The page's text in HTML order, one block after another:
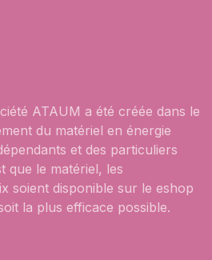
ATAUM a été créée dans le
du matériel en énergie
et des particuliers
que le matériel, les
soient disponible sur le eshop
la plus efficace possible.